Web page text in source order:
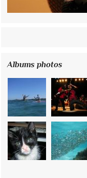
Albums photos